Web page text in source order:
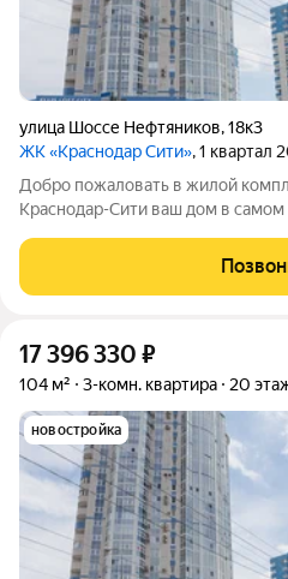
улица Шоссе Нефтяников,18к3
ЖК «Краснодар Сити», 1 квартал
Добро пожаловать в жилой
Краснодар-Сити ваш дом в самом центре города.
метров. Две изолированные
квадратных метров с большими
17 396 330 ₽
104 м² 3-комн. квартира 20
новостройка